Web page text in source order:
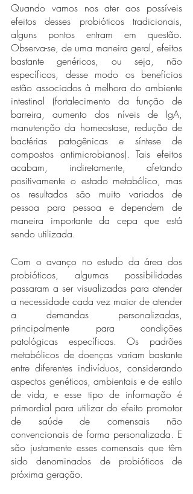
Quando vamos nos ater aos possíveis
efeitos desses probióticos tradicionais,
alguns pontos entram em questão.
Observa-se, de uma maneira geral, efeitos
bastante genéricos, ou seja, não
específicos, desse modo os benefícios
estão associados à melhora do ambiente
intestinal (fortalecimento da função de
barreira, aumento dos níveis de IgA,
manutenção da homeostase, redução de
bactérias patogênicas e síntese de
compostos antimicrobianos). Tais efeitos
acabam, indiretamente, afetando
positivamente o estado metabólico, mas
os resultados são muito variados de
pessoa para pessoa e dependem de
maneira importante da cepa que está
sendo utilizada.
Com o avanço no estudo da área dos
probióticos, algumas possibilidades
passaram a ser visualizadas para atender
a necessidade cada vez maior de atender
a demandas personalizadas,
principalmente para condições
patológicas específicas. Os padrões
metabólicos de doenças variam bastante
entre diferentes indivíduos, considerando
aspectos genéticos, ambientais e de estilo
de vida, e esse tipo de informação é
primordial para utilizar do efeito promotor
de saúde de comensais não
convencionais de forma personalizada. E
são justamente esses comensais que têm
sido denominados de probióticos de
próxima geração.